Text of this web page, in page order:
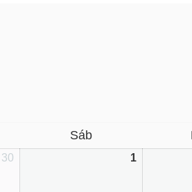
Sáb
30 1